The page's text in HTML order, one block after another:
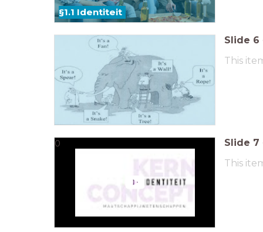
§1.1 Identiteit
Slide 6
This
0 Slide 7
This